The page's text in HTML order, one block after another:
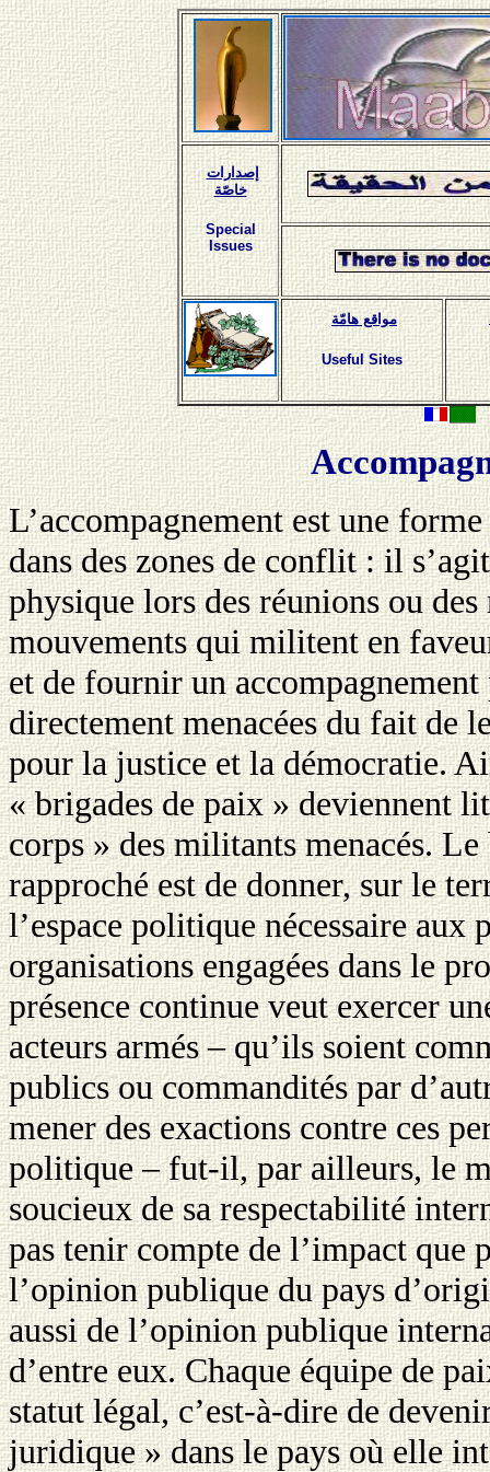
إصدارات
خاصّة
Special
Issues
مواقع هامّة
Useful Sites
L’accompagnement est une
dans des zones de conflit : il
physique lors des réunions ou
mouvements qui militent en
et de fournir un accompagnement
directement menacées du fait de
pour la justice et la démocratie.
«brigades de paix » deviennent
corps » des militants menacés.
rapproché est de donner, sur le
l’espace politique nécessaire aux
organisations engagées dans le
présence continue veut exercer
acteurs armés – qu’ils soient
publics ou commandités par
mener des exactions contre ces
politique – fut-il, par ailleurs, le
soucieux de sa respectabilité
pas tenir compte de l’impact que
l’opinion publique du pays
aussi de l’opinion publique
d’entre eux. Chaque équipe de
statut légal, c’est-à-dire de
juridique » dans le pays où elle